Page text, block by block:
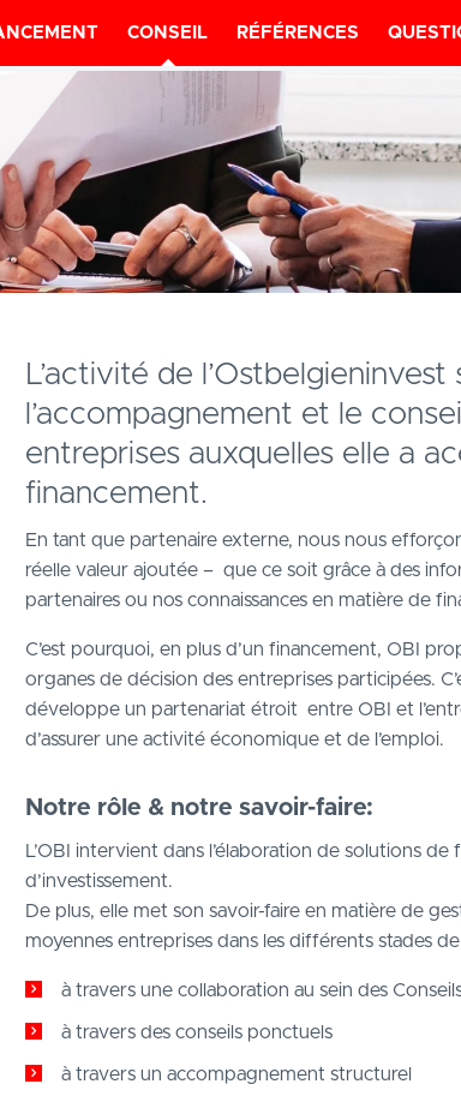
CONSEIL RÉFÉRENCES
L’activité de
l’accompagnement et le
entreprises auxquelles elle a
financement.
En tant que partenaire externe, nous nous
réelle valeur ajoutée – que ce soit grâce à des
partenaires ou nos connaissances en matière de
C’est pourquoi, en plus d’un financement, OBI
organes de décision des entreprises participées.
développe un partenariat étroit entre OBI et
d’assurer une activité économique et de l’emploi.
Notre rôle & notre savoir-faire:
L’OBI intervient dans l’élaboration de solutions
d’investissement.
De plus, elle met son savoir-faire en matière de
moyennes entreprises dans les différents stades
à travers une collaboration au sein des
à travers des conseils ponctuels
à travers un accompagnement structurel